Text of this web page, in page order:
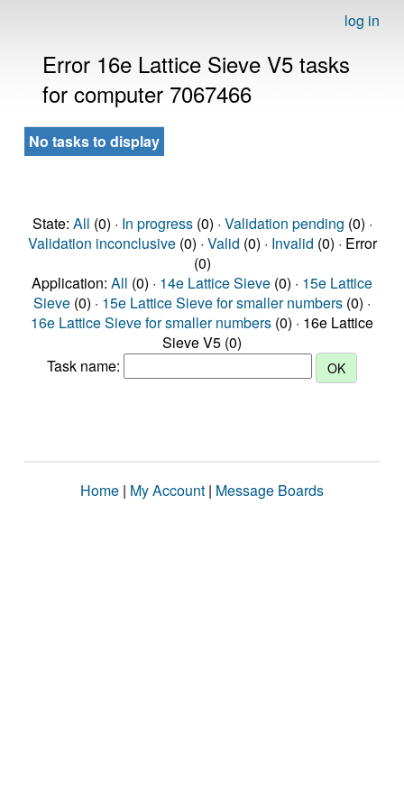
log in
Error 16e Lattice Sieve V5 tasks
for computer 7067466
No tasks to display
State: All (0) · In progress(0) · Validation pending (0) ·
Validation inconclusive(0) · Valid (0) · Invalid (0) · Error
(0)
Application: All (0) · 14e Lattice Sieve (0) · 15e Lattice
Sieve (0) · 15e Lattice Sieve for smaller numbers (0) ·
16e Lattice Sieve for smaller numbers (0) · 16e Lattice
Sieve V5 (0)
Task name:
Home | My Account | Message Boards